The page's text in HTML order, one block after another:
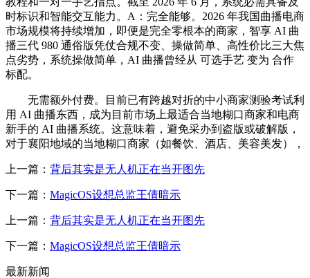
时标识和智能交互能力。A：完全能够。2026 年我国曲播电商
市场规模将持续增加，即便是完全零根本的商家，智享 AI 曲
播三代 980 通俗版凭仗合规不变、操做简单、高性价比三大焦
点劣势，系统操做简单，AI 曲播曾经从 可选手艺 变为 合作
标配。
无需额外付费。目前已有跨越对折的中小商家测验考试利
用 AI 曲播东西，成为目前市场上最适合当地糊口商家和电商
新手的 AI 曲播系统。这意味着，避免采办到盗版或破解版，
对于襄阳地域的当地糊口商家（如餐饮、酒店、美容美发），
上一篇： 背后其实是无人机正在当开图先
下一篇： MagicOS设想总监王倩暗示
上一篇： 背后其实是无人机正在当开图先
下一篇： MagicOS设想总监王倩暗示
最新新闻